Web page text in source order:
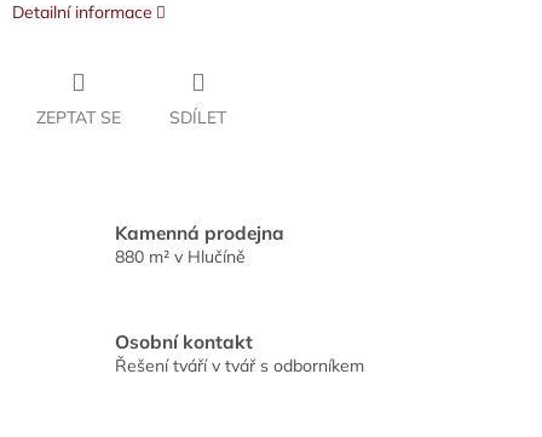
Detailní informace
ZEPTAT SE SDÍLET
Kamenná prodejna
880 m² v Hlučíně
Osobní kontakt
Řešení tváří v tvář s odborníkem